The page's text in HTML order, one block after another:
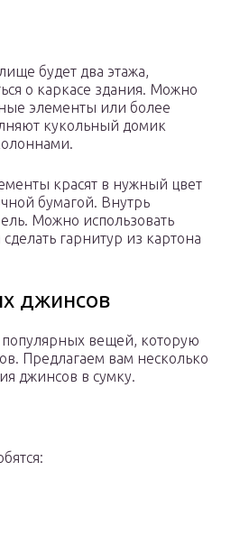
будет два этажа,
о каркасе здания. Можно
элементы или более
кукольный домик
красят в нужный цвет
бумагой. Внутрь
Можно использовать
гарнитур из картона
джинсов
вещей, которую
Предлагаем вам несколько
джинсов в сумку.